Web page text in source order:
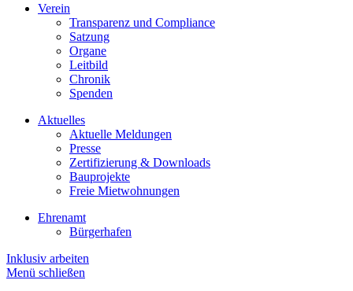
Verein
Transparenz und Compliance
Satzung
Organe
Leitbild
Chronik
Spenden
Aktuelles
Aktuelle Meldungen
Presse
Zertifizierung & Downloads
Bauprojekte
Freie Mietwohnungen
Ehrenamt
Bürgerhafen
Inklusiv arbeiten
Menü schließen